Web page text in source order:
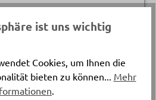
ist uns wichtig
Cookies, um Ihnen die
bieten zu können... Mehr